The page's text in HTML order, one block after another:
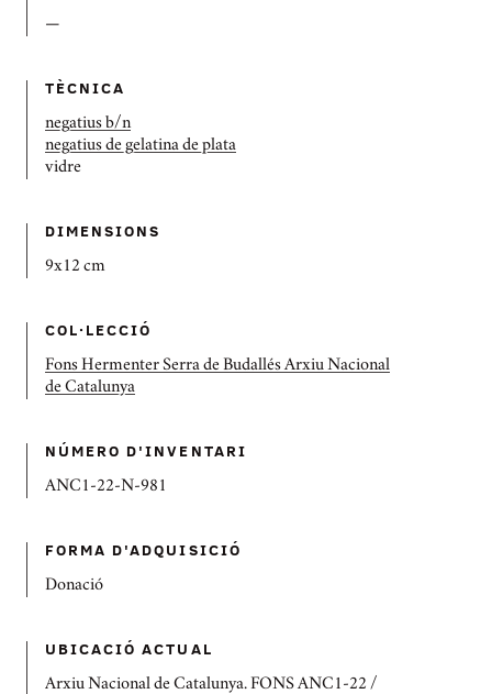
—
TÈCNICA
negatius b/n
negatius de gelatina de plata
vidre
DIMENSIONS
9x12 cm
COL·LECCIÓ
Fons Hermenter Serra de Budallés Arxiu Nacional
de Catalunya
NÚMERO D'INVENTARI
ANC1-22-N-981
FORMA D'ADQUISICIÓ
Donació
UBICACIÓ ACTUAL
Arxiu Nacional de Catalunya. FONS ANC1-22 /